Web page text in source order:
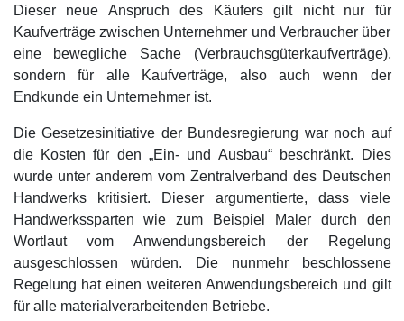
Dieser neue Anspruch des Käufers gilt nicht nur für
Kaufverträge zwischen Unternehmer und Verbraucher über
eine bewegliche Sache (Verbrauchsgüterkaufverträge),
sondern für alle Kaufverträge, also auch wenn der
Endkunde ein Unternehmer ist.
Die Gesetzesinitiative der Bundesregierung war noch auf
die Kosten für den „Ein- und Ausbau“ beschränkt. Dies
wurde unter anderem vom Zentralverband des Deutschen
Handwerks kritisiert. Dieser argumentierte, dass viele
Handwerkssparten wie zum Beispiel Maler durch den
Wortlaut vom Anwendungsbereich der Regelung
ausgeschlossen würden. Die nunmehr beschlossene
Regelung hat einen weiteren Anwendungsbereich und gilt
für alle materialverarbeitenden Betriebe.